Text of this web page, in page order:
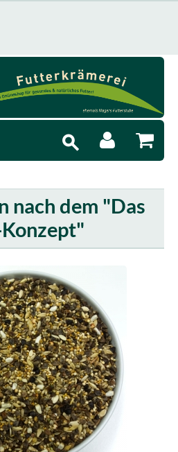
nach dem "Das